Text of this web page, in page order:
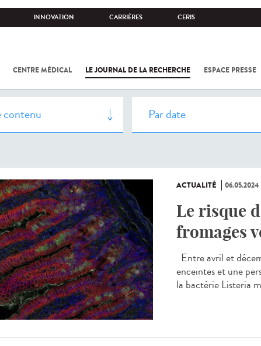
INNOVATION CARRIÈRES CERIS
CENTRE MÉDICAL LE JOURNAL DE LA RECHERCHE ESPACE PRESSE
ACTUALITÉ 06.05.2024
Le risque
fromages
Entre avril et
enceintes et une
la bactérie Listeria